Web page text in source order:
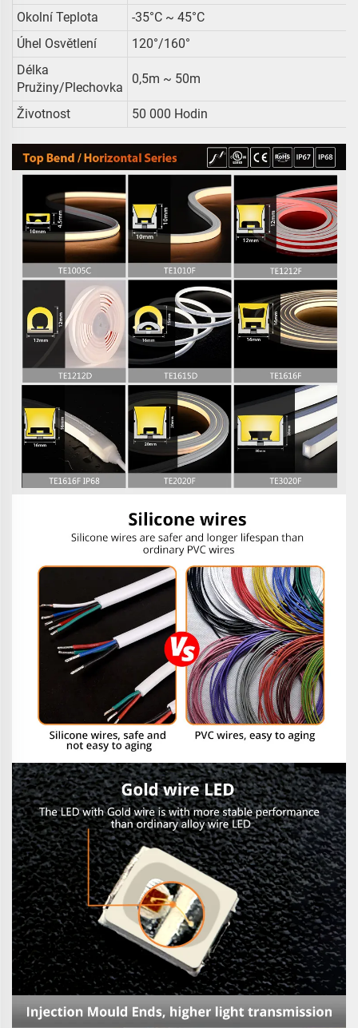
Okolní Teplota
-35°C ~ 45°C
Úhel Osvětlení
120°/160°
Délka
Pružiny/plechovka
0,5m ~ 50m
Životnost 50 000 Hodin